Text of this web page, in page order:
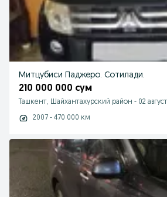
Митцубиси Паджеро. Сотилади.
210 000 000 сум
Ташкент, Шайхантахурский район - 02
2007 - 470 000 км